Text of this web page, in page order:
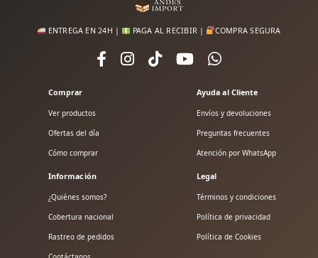
ENTREGA EN 24H | PAGA AL RECIBIR | COMPRA SEGURA
Comprar
Ver productos
Ofertas del día
Cómo comprar
Ayuda al Cliente
Envíos y devoluciones
Preguntas frecuentes
Atención por WhatsApp
Información
¿Quiénes somos?
Cobertura nacional
Rastreo de pedidos
Legal
Términos y condiciones
Política de privacidad
Política de Cookies